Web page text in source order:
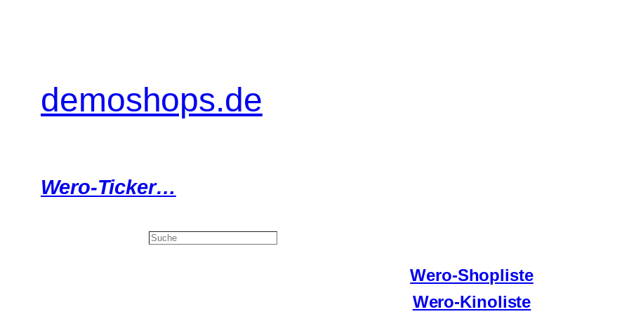
demoshops.de
Wero-Ticker…
Wero-Shopliste
Wero-Kinoliste